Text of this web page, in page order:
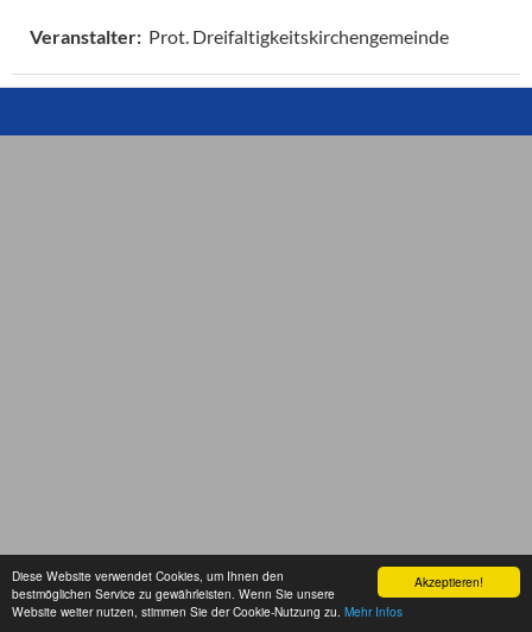
Akzeptieren!
Diese Website verwendet Cookies, um Ihnen den
bestmöglichen Service zu gewährleisten. Wenn Sie unsere
Website weiter nutzen, stimmen Sie der Cookie-Nutzung zu. Mehr Infos
Veranstalter: Prot. Dreifaltigkeitskirchengemeinde